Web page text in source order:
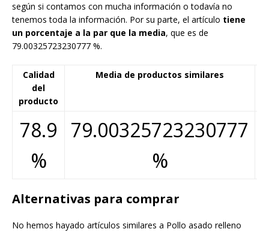
según si contamos con mucha información o todavía no
tenemos toda la información. Por su parte, el artículo tiene
un porcentaje a la par que la media, que es de
79.00325723230777 %.
Calidad
del
producto
Media de productos similares
78.9
%
79.00325723230777
%
Alternativas para comprar
No hemos hayado artículos similares a Pollo asado relleno